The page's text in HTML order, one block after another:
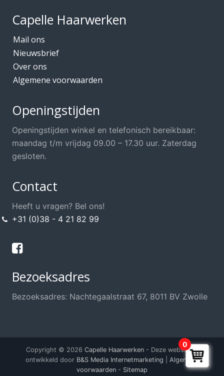
Capelle Haarwerken
Mail ons
Nieuwsbrief
Over ons
Algemene voorwaarden
Openingstijden
Openingstijden winkel en telefonisch bereikbaar:
maandag t/m vrijdag 09.00 – 17.30 uur. Zaterdag
gesloten.
Contact
Heeft u vragen? Bel ons!
+31 (0)38 - 4 21 82 99
Bezoeksadres
Bezoeksadres: Nachtegaalstraat 67, 8011 BV Zwolle
Copyright © 2026 Capelle Haarwerken- Deze website is
ontwikkeld door B&S Media Internetmarketing
Algemene
voorwaarden - Sitemap
0